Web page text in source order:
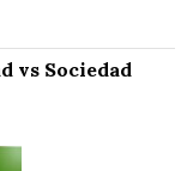
vs Sociedad